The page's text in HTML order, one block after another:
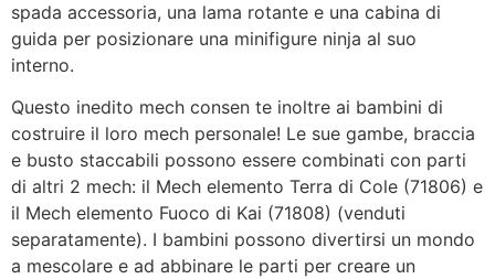
spada accessoria, una lama rotante e una cabina di
guida per posizionare una minifigure ninja al suo
interno.
Questo inedito mech consen te inoltre ai bambini di
costruire il loro mech personale! Le sue gambe, braccia
e busto staccabili possono essere combinati con parti
di altri 2 mech: il Mech elemento Terra di Cole (71806) e
il Mech elemento Fuoco di Kai (71808) (venduti
separatamente). I bambini possono divertirsi un mondo
a mescolare e ad abbinare le parti per creare un